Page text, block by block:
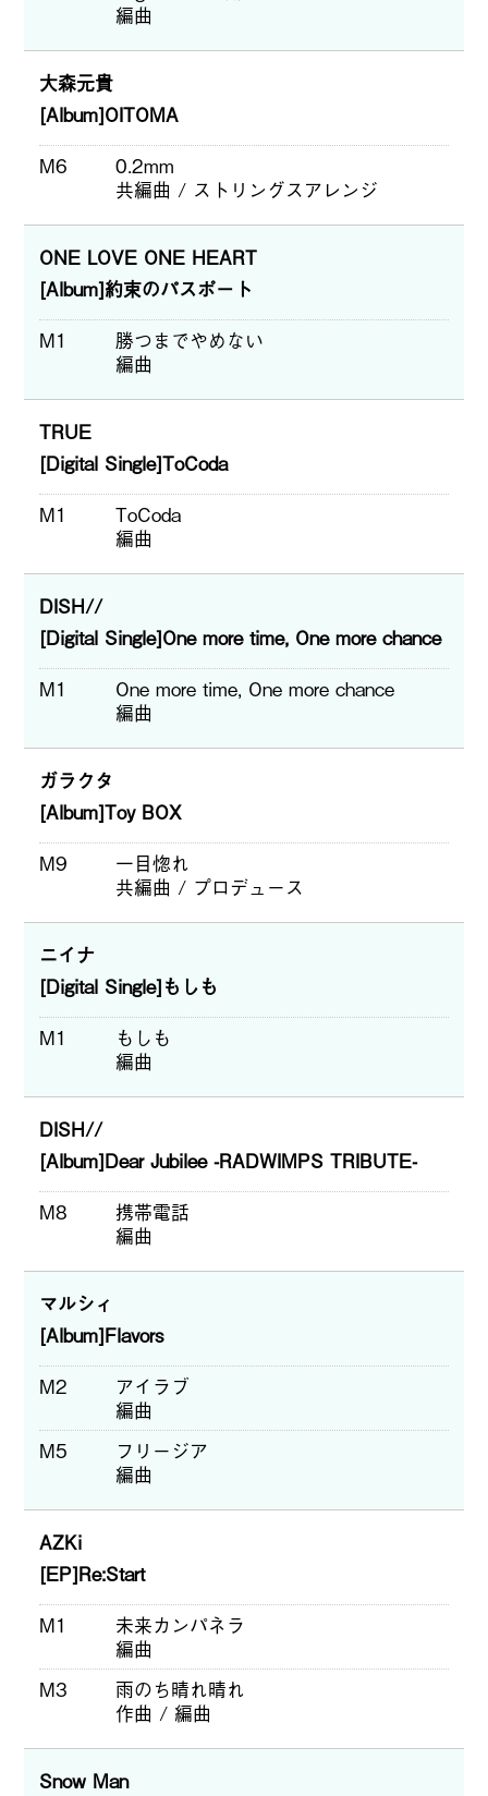
編曲
大森元貴
[Album]OITOMA
M6
0.2mm
共編曲 / ストリングスアレンジ
ONE LOVE ONE HEART
[Album]約束のパスポート
M1
勝つまでやめない
編曲
TRUE
[Digital Single]ToCoda
M1
ToCoda
編曲
DISH//
[Digital Single]One more time, One more chance
M1
One more time, One more chance
編曲
ガラクタ
[Album]Toy BOX
M9
一目惚れ
共編曲 / プロデュース
ニイナ
[Digital Single]もしも
M1
もしも
編曲
DISH//
[Album]Dear Jubilee -RADWIMPS TRIBUTE-
M8
携帯電話
編曲
マルシィ
[Album]Flavors
M2
アイラブ
編曲
M5
フリージア
編曲
AZKi
[EP]Re:Start
M1
未来カンパネラ
編曲
M3
雨のち晴れ晴れ
作曲 / 編曲
Snow Man